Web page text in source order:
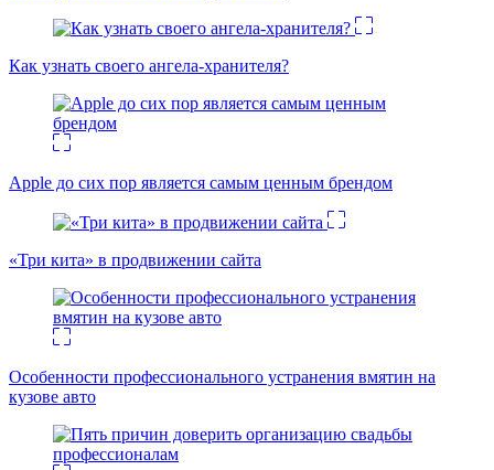
Как узнать своего ангела-хранителя?
Apple до сих пор является самым ценным брендом
«Три кита» в продвижении сайта
Особенности профессионального устранения вмятин на
кузове авто